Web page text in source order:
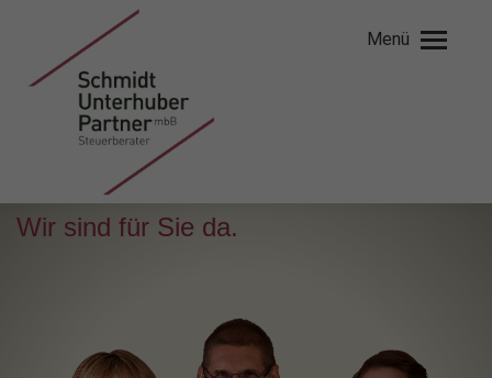
Menü
Wir sind für Sie da.